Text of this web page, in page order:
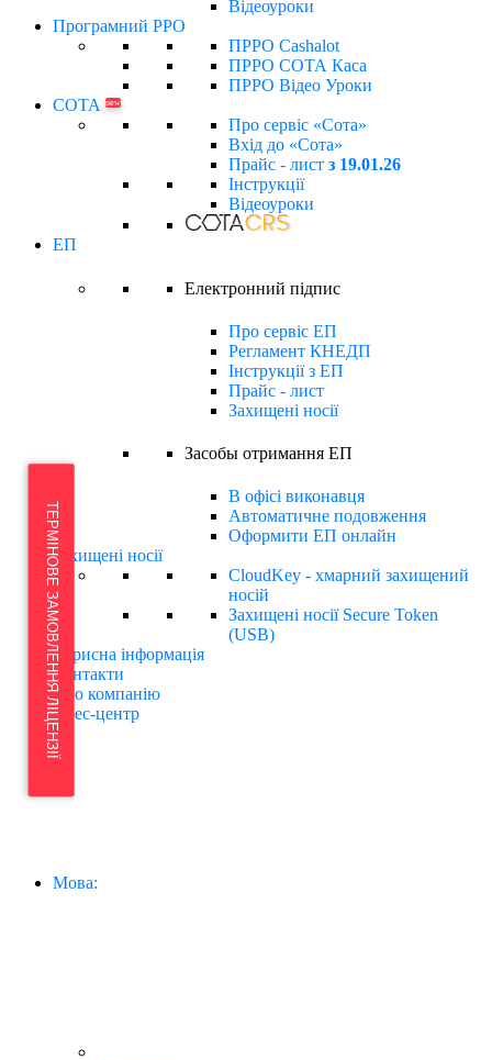
Відеоуроки
Програмний РРО
ПРРО Cashalot
ПРРО СОТА Каса
ПРРО Відео Уроки
СОТА
new
Про сервіс «Сота»
Вхід до «Сота»
Прайс - лист з 19.01.26
Інструкції
Відеоуроки
ЕП
Електронний підпиc
Про сервіс ЕП
Регламент КНЕДП
Інструкції з ЕП
Прайс - лист
Захищені носії
Засобы отримання ЕП
В офісі виконавця
Автоматичне подовження
Оформити ЕП онлайн
Захищені носії
CloudKey - хмарний захищений
носій
Захищені носії Secure Token
(USB)
Корисна інформація
Контакти
Про компанію
Прес-центр
Мова:
ТЕРМІНОВЕ ЗАМОВЛЕННЯ ЛІЦЕНЗІЇ